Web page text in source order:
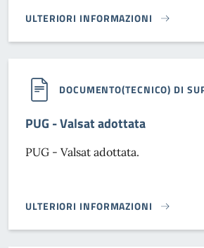
ULTERIORI INFORMAZIONI
PUG - SCHEDA E TAVOLE VINCOLI
DOCUMENTO(TECNICO) DI
PUG - Valsat adottata
PUG - Valsat adottata.
ULTERIORI INFORMAZIONI
PUG - VALSAT ADOTTATA}